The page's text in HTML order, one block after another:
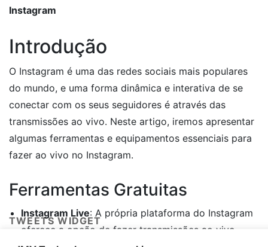
Instagram
Introdução
O Instagram é uma das redes sociais mais populares
do mundo, e uma forma dinâmica e interativa de se
conectar com os seus seguidores é através das
transmissões ao vivo. Neste artigo, iremos apresentar
algumas ferramentas e equipamentos essenciais para
fazer ao vivo no Instagram.
Ferramentas Gratuitas
Instagram Live: A própria plataforma do Instagram
oferece a opção de fazer transmissões ao vivo
TWEETS WIDGET